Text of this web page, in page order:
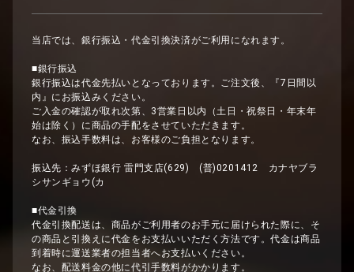
当店では、銀行振込・代金引換決済がご利用になれます。
■銀行振込
銀行振込は代金先払いとなっております。ご注文後、『7日間以
内』にお振込みください。
ご入金の確認が取れ次第、3営業日以内（土日・祝祭日・年末年
始は除く）に商品の手配をさせていただきます。
なお、振込手数料は、お客様のご負担となります。
振込先：みずほ銀行 雷門支店(629) (普)0201412 カナヤブラ
シサンギョウ(カ
■代金引換
代金引換配送は、商品がご利用者のお手元に届けられた際に、そ
の商品と引換えに代金をお支払いいただく方法です。代金は商品
到着時に運送業者の担当者へお支払いください。
なお、配送料金の他に代引手数料がかかります。